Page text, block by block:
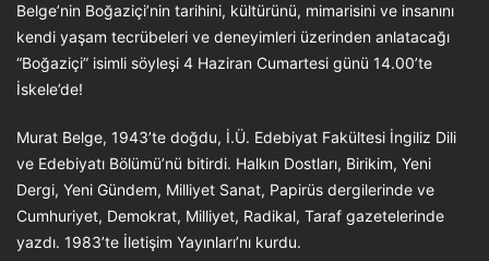
Belge’nin Boğaziçi’nin tarihini, kültürünü, mimarisini ve insanını
kendi yaşam tecrübeleri ve deneyimleri üzerinden anlatacağı
“Boğaziçi” isimli söyleşi 4 Haziran Cumartesi günü 14.00’te
İskele’de!
Murat Belge, 1943’te doğdu, İ.Ü. Edebiyat Fakültesi İngiliz Dili
ve Edebiyatı Bölümü’nü bitirdi. Halkın Dostları, Birikim, Yeni
Dergi, Yeni Gündem, Milliyet Sanat, Papirüs dergilerinde ve
Cumhuriyet, Demokrat, Milliyet, Radikal, Taraf gazetelerinde
yazdı. 1983’te İletişim Yayınları’nı kurdu.